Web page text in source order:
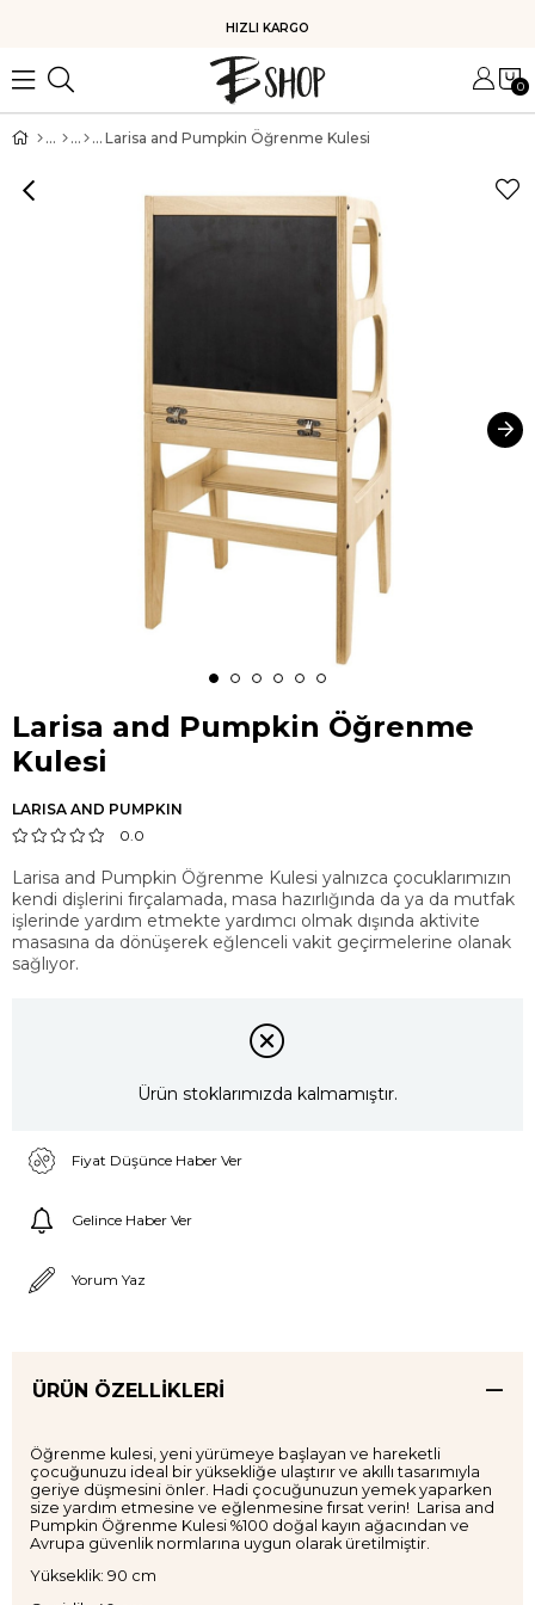
HIZLI KARGO
0
Larisa and Pumpkin Öğrenme Kulesi
Larisa and Pumpkin Öğrenme
Kulesi
LARISA AND PUMPKIN
0.0
Larisa and Pumpkin Öğrenme Kulesi yalnızca çocuklarımızın
kendi dişlerini fırçalamada, masa hazırlığında da ya da mutfak
işlerinde yardım etmekte yardımcı olmak dışında aktivite
masasına da dönüşerek eğlenceli vakit geçirmelerine olanak
sağlıyor.
Ürün stoklarımızda kalmamıştır.
Fiyat Düşünce Haber Ver
Gelince Haber Ver
Yorum Yaz
ÜRÜN ÖZELLIKLERI
Öğrenme kulesi, yeni yürümeye başlayan ve hareketli
çocuğunuzu ideal bir yüksekliğe ulaştırır ve akıllı tasarımıyla
geriye düşmesini önler. Hadi çocuğunuzun yemek yaparken
size yardım etmesine ve eğlenmesine fırsat verin! Larisa and
Pumpkin Öğrenme Kulesi %100 doğal kayın ağacından ve
Avrupa güvenlik normlarına uygun olarak üretilmiştir.
Yükseklik: 90 cm